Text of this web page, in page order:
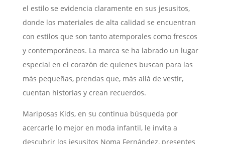
el estilo se evidencia claramente en sus jesusitos,
donde los materiales de alta calidad se encuentran
con estilos que son tanto atemporales como frescos
y contemporáneos. La marca se ha labrado un lugar
especial en el corazón de quienes buscan para las
más pequeñas, prendas que, más allá de vestir,
cuentan historias y crean recuerdos.
Mariposas Kids, en su continua búsqueda por
acercarle lo mejor en moda infantil, le invita a
descubrir los jesusitos Noma Fernández, presentes